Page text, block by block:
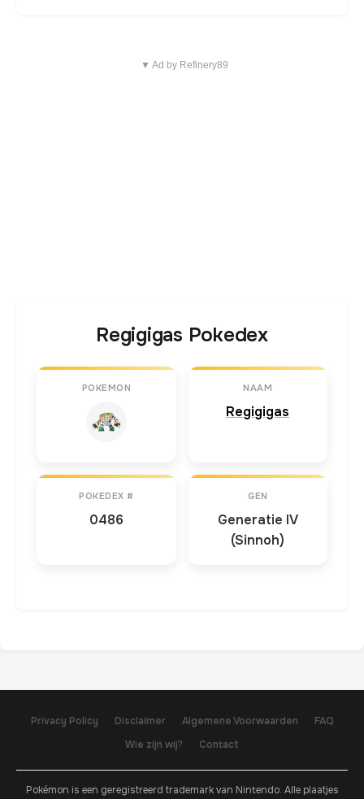
▼ Ad by Refinery89
Regigigas Pokedex
POKEMON NAAM
Regigigas
POKEDEX #
0486
GEN
Generatie IV
(Sinnoh)
Privacy Policy Disclaimer Algemene Voorwaarden
FAQ
Wie zijn wij?
Contact
Pokémon is een geregistreerd trademark van Nintendo. Alle plaatjes